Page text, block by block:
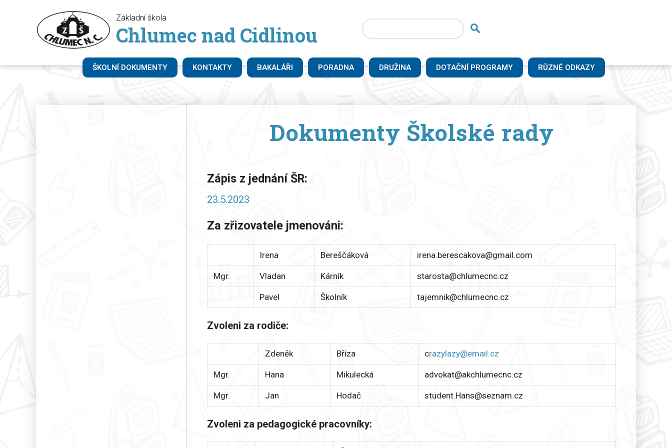
Chlumec nad Cidlinou
Základní škola
ŠKOLNÍ DOKUMENTY KONTAKTY BAKALÁŘI PORADNA DRUŽINA DOTAČNÍ PROGRAMY RŮZNÉ ODKAZY
Dokumenty Školské rady
Zápis z jednání ŠR:
23.5.2023
Za zřizovatele jmenováni:
Irena Bereščáková irena.berescakova@gmail.com
Mgr. Vladan Kárník starosta@chlumecnc.cz
Pavel Školník tajemnik@chlumecnc.cz
Zvoleni za rodiče:
Zdeněk Bříza crazylazy@email.cz
Mgr. Hana Mikulecká advokat@akchlumecnc.cz
Mgr. Jan Hodač student.Hans@seznam.cz
Zvoleni za pedagogické pracovníky: